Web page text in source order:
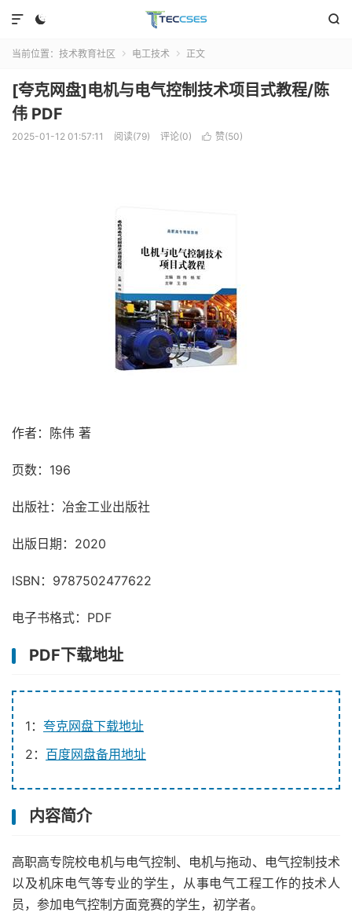
 

当前位置： 技术教育社区  电工技术  正文
[夸克网盘]电机与电气控制技术项目式教程/陈
伟 PDF
2025-01-12 01:57:11 阅读(79) 评论(0)  赞(50)
作者：陈伟 著
页数：196
出版社：冶金工业出版社
出版日期：2020
ISBN：9787502477622
电子书格式：PDF
PDF下载地址
1： 夸克网盘下载地址
2： 百度网盘备用地址
内容简介
高职高专院校电机与电气控制、电机与拖动、电气控制技术
以及机床电气等专业的学生，从事电气工程工作的技术人
员，参加电气控制方面竞赛的学生，初学者。